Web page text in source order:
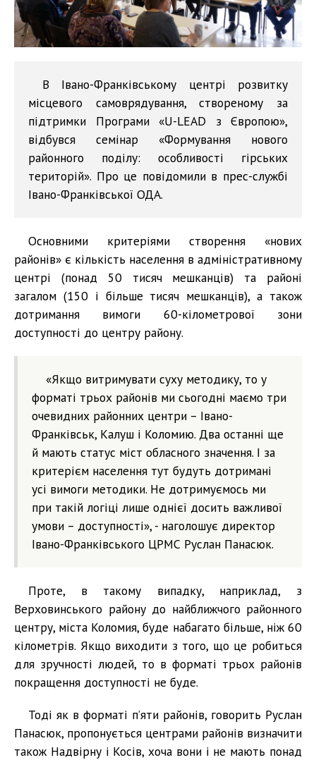
В Івано-Франківському центрі розвитку
місцевого самоврядування, створеному за
підтримки Програми «U-LEAD з Європою»,
відбувся семінар «Формування нового
районного поділу: особливості гірських
територій». Про це повідомили в прес-службі
Івано-Франківської ОДА.
Основними критеріями створення «нових
районів» є кількість населення в адміністративному
центрі (понад 50 тисяч мешканців) та районі
загалом (150 і більше тисяч мешканців), а також
дотримання вимоги 60-кілометрової зони
доступності до центру району.
«Якщо витримувати суху методику, то у
форматі трьох районів ми сьогодні маємо три
очевидних районних центри – Івано-
Франківськ, Калуш і Коломию. Два останні ще
й мають статус міст обласного значення. І за
критерієм населення тут будуть дотримані
усі вимоги методики. Не дотримуємось ми
при такій логіці лише однієї досить важливої
умови – доступності», - наголошує директор
Івано-Франківського ЦРМС Руслан Панасюк.
Проте, в такому випадку, наприклад, з
Верховинського району до найближчого районного
центру, міста Коломия, буде набагато більше, ніж 60
кілометрів. Якщо виходити з того, що це робиться
для зручності людей, то в форматі трьох районів
покращення доступності не буде.
Тоді як в форматі п’яти районів, говорить Руслан
Панасюк, пропонується центрами районів визначити
також Надвірну і Косів, хоча вони і не мають понад